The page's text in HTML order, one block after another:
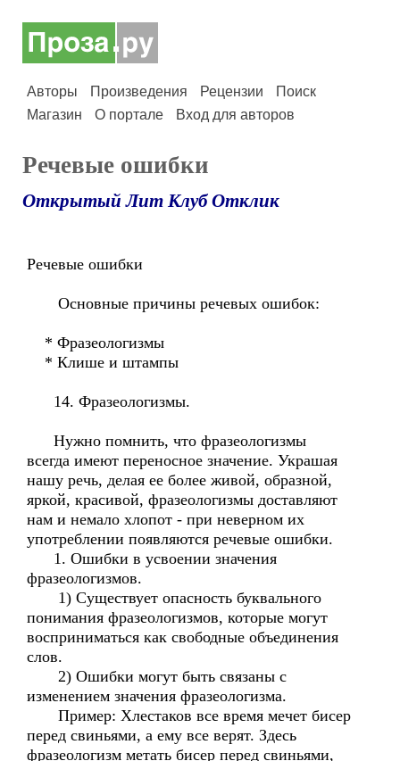
Авторы Произведения Рецензии
Поиск
Магазин
О портале Вход для авторов
Речевые ошибки
Открытый Лит Клуб Отклик
Речевые ошибки
Основные причины речевых ошибок:
* Фразеологизмы
* Клише и штампы
14. Фразеологизмы.
Нужно помнить, что фразеологизмы
всегда имеют переносное значение. Украшая
нашу речь, делая ее более живой, образной,
яркой, красивой, фразеологизмы доставляют
нам и немало хлопот - при неверном их
употреблении появляются речевые ошибки.
1. Ошибки в усвоении значения
фразеологизмов.
1) Существует опасность буквального
понимания фразеологизмов, которые могут
восприниматься как свободные объединения
слов.
2) Ошибки могут быть связаны с
изменением значения фразеологизма.
Пример: Хлестаков все время мечет бисер
перед свиньями, а ему все верят. Здесь
фразеологизм метать бисер перед свиньями,